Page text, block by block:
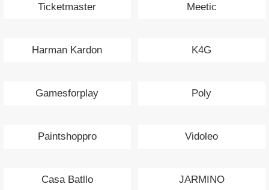
Ticketmaster Meetic
Harman Kardon K4G
Gamesforplay Poly
Paintshoppro Vidoleo
Casa Batllo JARMINO